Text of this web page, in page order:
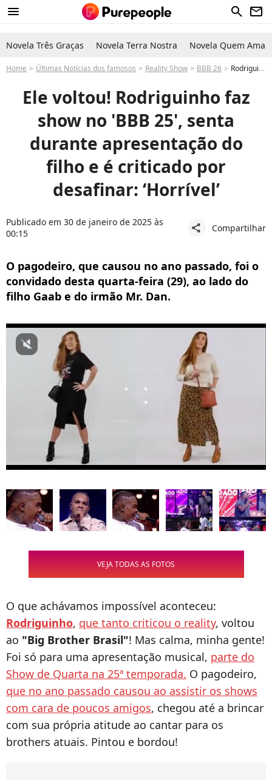
menu search newsletter
Novela Três Graças Novela Terra Nostra Novela Quem Ama
Home Últimas Notícias dos famosos Reality Show BBB 26 Rodriguinho no BBB 25: pagodeiro senta afastado durante show de Gaab e desafina: 'Horrível'
Ele voltou! Rodriguinho faz
show no 'BBB 25', senta
durante apresentação do
filho e é criticado por
desafinar: ‘Horrível’
Publicado em 30 de janeiro de 2025 às
00:15
share Compartilhar
O pagodeiro, que causou no ano passado, foi o
convidado desta quarta-feira (29), ao lado do
filho Gaab e do irmão Mr. Dan.
VEJA TODAS AS FOTOS
O que achávamos impossível aconteceu:
Rodriguinho, que tanto criticou o reality, voltou
ao "Big Brother Brasil"! Mas calma, minha gente!
Foi só para uma apresentação musical, parte do
Show de Quarta na 25ª temporada. O pagodeiro,
que no ano passado causou ao assistir os shows
com cara de poucos amigos, chegou até a brincar
com sua própria atitude ao cantar para os
brothers atuais. Pintou e bordou!